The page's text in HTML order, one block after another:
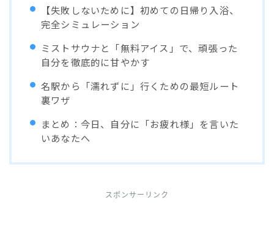
【失敗しないために】初めての日帰り入浴、
完全シミュレーション
ミストサウナと「無料アイス」で、頑張った
自分を徹底的に甘やかす
名駅から「濡れずに」行くための最短ルート
裏ワザ
まとめ：今日、自分に「お疲れ様」を言いた
いあなたへ
スポンサーリンク